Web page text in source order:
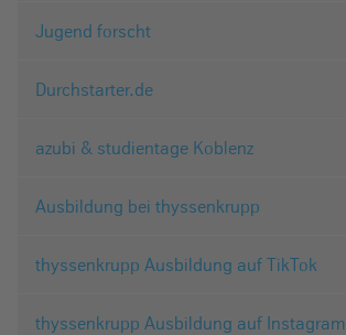
Jugend forscht
Durchstarter.de
azubi & studientage Koblenz
Ausbildung bei thyssenkrupp
thyssenkrupp Ausbildung auf TikTok
thyssenkrupp Ausbildung auf Instagram